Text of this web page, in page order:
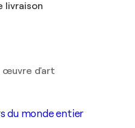
livraison
œuvre d'art
du monde entier